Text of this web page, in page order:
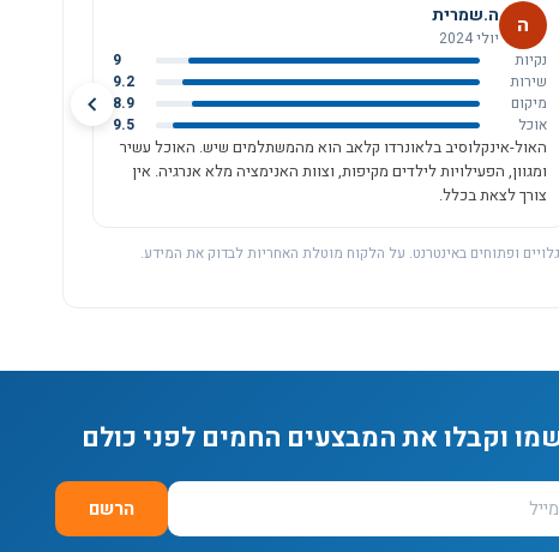
ה ה.שמרית
יולי 2024
נקיות
9
שירות
9.2
מיקום
8.9
אוכל
9.5
האול-אינקלוסיב בלאונרדו קלאב הוא מהמשתלמים שיש. האוכל עשיר
ומגוון, הפעילויות לילדים מקיפות, וצוות האנימציה מלא אנרגיה. אין
צורך לצאת בכלל.
ופתוחים באינטרנט. על הלקוח מוטלת האחריות לבדוק את המידע.
וקבלו את המבצעים החמים לפני כולם
הרשם